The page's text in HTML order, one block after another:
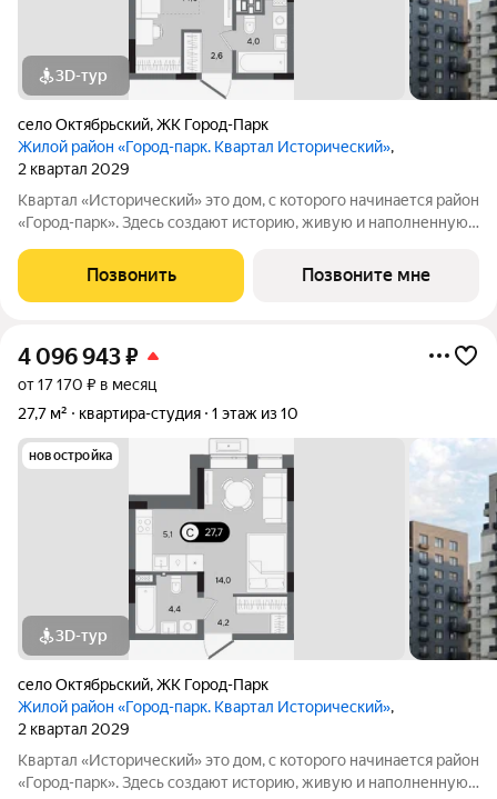
3D-тур
село Октябрьский,ЖК Город-Парк
Жилой район «Город-парк. Квартал Исторический»,
2 квартал 2029
Квартал «Исторический» это дом, с которого начинается район
«Город-парк». Здесь создают историю, живую и наполненную
от семи до десяти этажей и двух десятиэтажных башен,
выходящих на
Позвонить Позвоните мне
4 096 943₽
от 17 170 ₽ в месяц
27,7 м²
квартира-студия 1 этаж из 10
новостройка
3D-тур
село Октябрьский,ЖК Город-Парк
Жилой район «Город-парк. Квартал Исторический»,
2 квартал 2029
Квартал «Исторический» это дом, с которого начинается район
«Город-парк». Здесь создают историю, живую и наполненную